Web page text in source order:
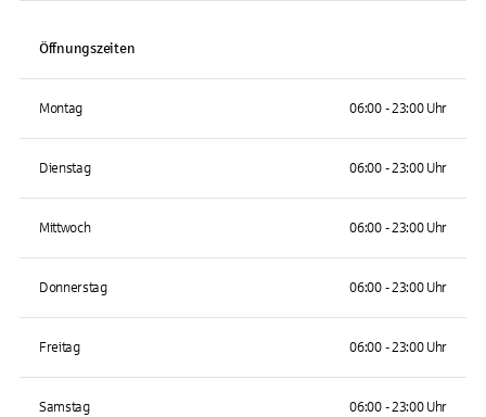
Öffnungszeiten
Montag 06:00 - 23:00 Uhr
Dienstag 06:00 - 23:00 Uhr
Mittwoch 06:00 - 23:00 Uhr
Donnerstag 06:00 - 23:00 Uhr
Freitag 06:00 - 23:00 Uhr
Samstag 06:00 - 23:00 Uhr